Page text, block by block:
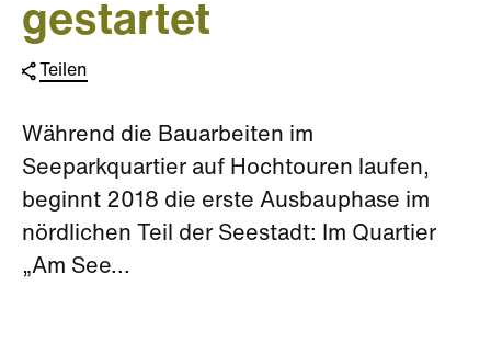
gestartet
Teilen
Während die Bauarbeiten im
Seeparkquartier auf Hochtouren laufen,
beginnt 2018 die erste Ausbauphase im
nördlichen Teil der Seestadt: Im Quartier
„Am See...